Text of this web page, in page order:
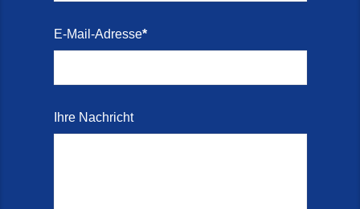
E-Mail-Adresse*
Ihre Nachricht